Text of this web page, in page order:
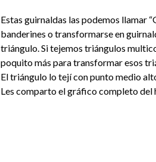
Estas guirnaldas las podemos llamar
banderines o transformarse en
triángulo. Si tejemos triángulos
poquito más para transformar esos
El triángulo lo tejí con punto medio
Les comparto el gráfico completo del